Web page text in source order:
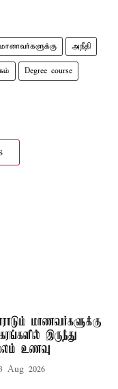
மாணவர்களுக்கு அநீதி
Degree course
மாணவர்களுக்கு
இருந்து
உணவு
Aug 2026